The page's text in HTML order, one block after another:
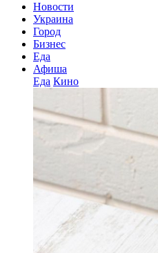
Новости
Украина
Город
Бизнес
Еда
Афиша
Еда Кино